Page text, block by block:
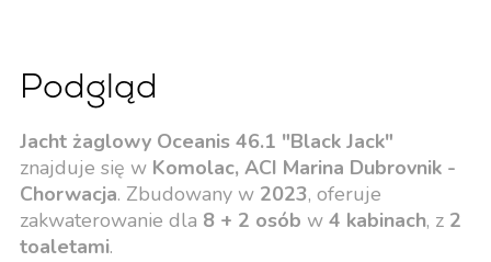
Podgląd
Jacht żaglowy Oceanis 46.1 "Black Jack"
znajduje się w Komolac, ACI Marina Dubrovnik -
Chorwacja. Zbudowany w 2023, oferuje
zakwaterowanie dla 8 + 2 osób w 4 kabinach, z 2
toaletami.